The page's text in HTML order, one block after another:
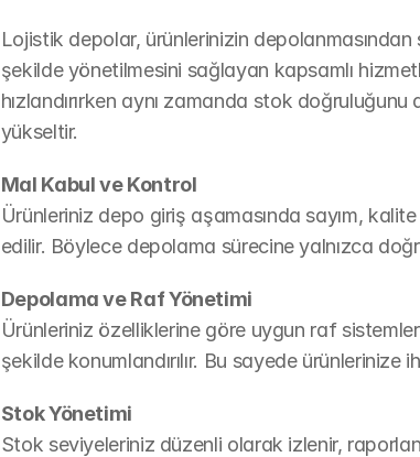
Lojistik depolar, ürünlerinizin
şekilde yönetilmesini sağlayan kapsamlı
hızlandırırken aynı zamanda stok
yükseltir.
Mal Kabul ve Kontrol
Ürünleriniz depo giriş aşamasında sayım,
edilir. Böylece depolama sürecine yalnızca
Depolama ve Raf Yönetimi
Ürünleriniz özelliklerine göre uygun raf
şekilde konumlandırılır. Bu sayede ürünlerinize
Stok Yönetimi
Stok seviyeleriniz düzenli olarak izlenir,